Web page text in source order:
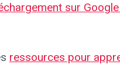
sur
ressources pour